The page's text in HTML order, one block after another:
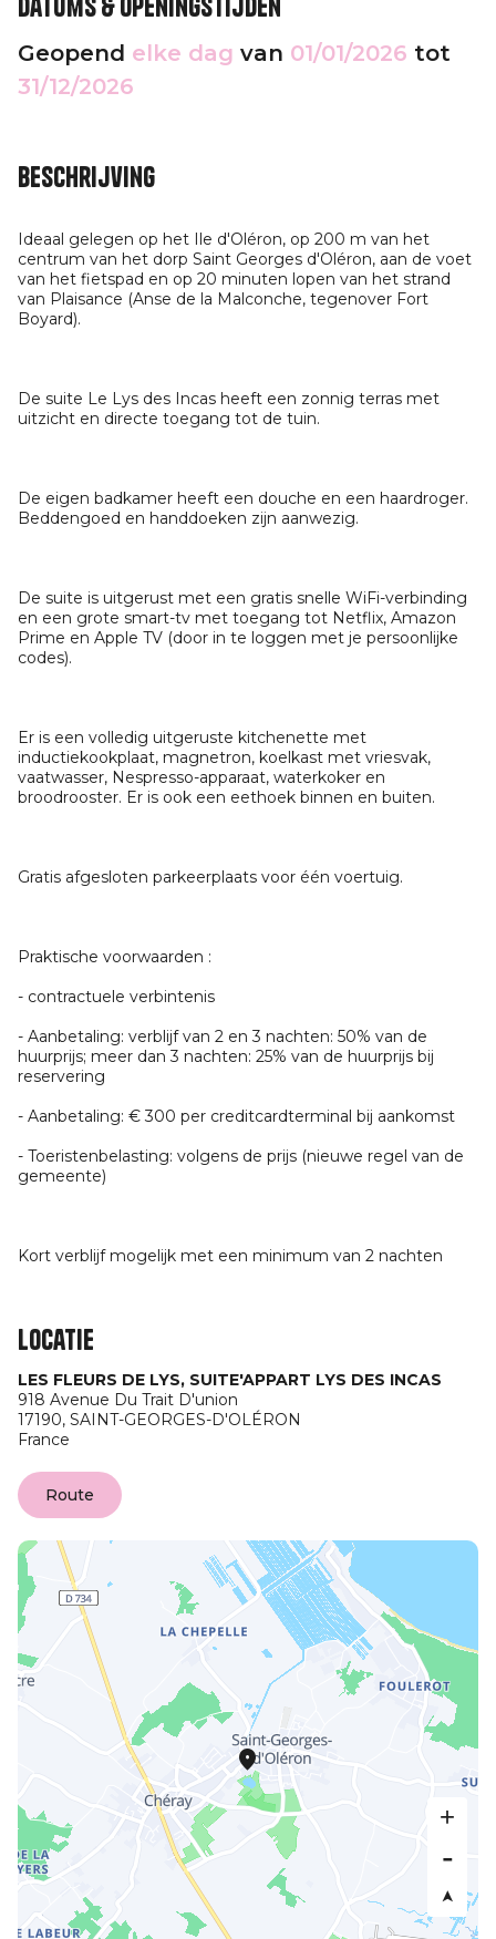
Geopend elke dag van 01/01/2026 tot
31/12/2026
Beschrijving
Ideaal gelegen op het Ile d'Oléron, op 200 m van het
centrum van het dorp Saint Georges d'Oléron, aan de voet
van het fietspad en op 20 minuten lopen van het strand
van Plaisance (Anse de la Malconche, tegenover Fort
Boyard).
De suite Le Lys des Incas heeft een zonnig terras met
uitzicht en directe toegang tot de tuin.
De eigen badkamer heeft een douche en een haardroger.
Beddengoed en handdoeken zijn aanwezig.
De suite is uitgerust met een gratis snelle WiFi-verbinding
en een grote smart-tv met toegang tot Netflix, Amazon
Prime en Apple TV (door in te loggen met je persoonlijke
codes).
Er is een volledig uitgeruste kitchenette met
inductiekookplaat, magnetron, koelkast met vriesvak,
vaatwasser, Nespresso-apparaat, waterkoker en
broodrooster. Er is ook een eethoek binnen en buiten.
Gratis afgesloten parkeerplaats voor één voertuig.
Praktische voorwaarden :
- contractuele verbintenis
- Aanbetaling: verblijf van 2 en 3 nachten: 50% van de
huurprijs; meer dan 3 nachten: 25% van de huurprijs bij
reservering
- Aanbetaling: € 300 per creditcardterminal bij aankomst
- Toeristenbelasting: volgens de prijs (nieuwe regel van de
gemeente)
Kort verblijf mogelijk met een minimum van 2 nachten
Locatie
LES FLEURS DE LYS, SUITE'APPART LYS DES INCAS
918 Avenue Du Trait D'union
17190, SAINT-GEORGES-D'OLÉRON
France
Route